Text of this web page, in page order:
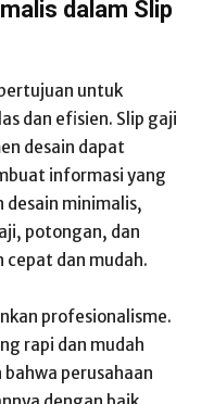
dalam Slip
untuk
dan efisien. Slip gaji
desain dapat
informasi yang
minimalis,
potongan, dan
cepat dan mudah.
profesionalisme.
rapi dan mudah
perusahaan